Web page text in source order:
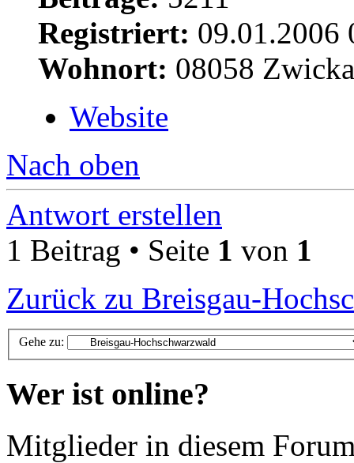
Registriert: 09.01.2006
Wohnort: 08058
Website
Nach oben
Antwort erstellen
1 Beitrag • Seite 1 von 1
Zurück zu Breisgau-
Gehe zu:
Wer ist online?
Mitglieder in diesem